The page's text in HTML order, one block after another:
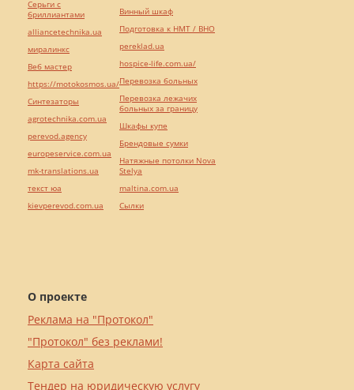
О проекте
Реклама на "Протокол"
"Протокол" без реклами!
Карта сайта
Тендер на юридическую услугу
Серьги с
бриллиантами
alliancetechnika.ua
миралинкс
Веб мастер
https://motokosmos.ua/
Синтезаторы
agrotechnika.com.ua
perevod.agency
europeservice.com.ua
mk-translations.ua
текст юа
kievperevod.com.ua
Винный шкаф
Подготовка к НМТ / ВНО
pereklad.ua
hospice-life.com.ua/
Перевозка больных
Перевозка лежачих
больных за границу
Шкафы купе
Брендовые сумки
Натяжные потолки Nova
Stelya
maltina.com.ua
Cылки